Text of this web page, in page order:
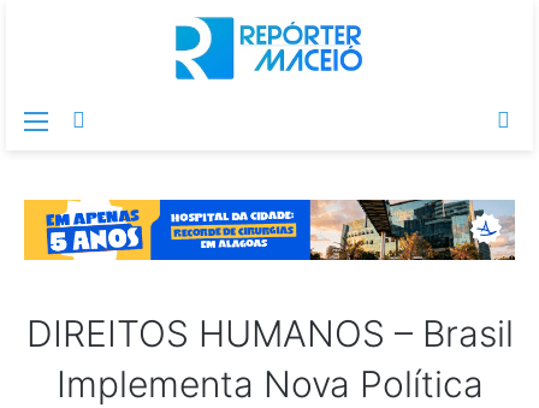
Menu
DIREITOS HUMANOS – Brasil
Implementa Nova Política